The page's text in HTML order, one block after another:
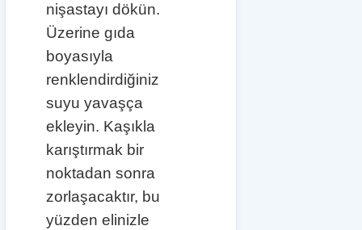
nişastayı dökün.
Üzerine gıda
boyasıyla
renklendirdiğiniz
suyu yavaşça
ekleyin. Kaşıkla
karıştırmak bir
noktadan sonra
zorlaşacaktır, bu
yüzden elinizle